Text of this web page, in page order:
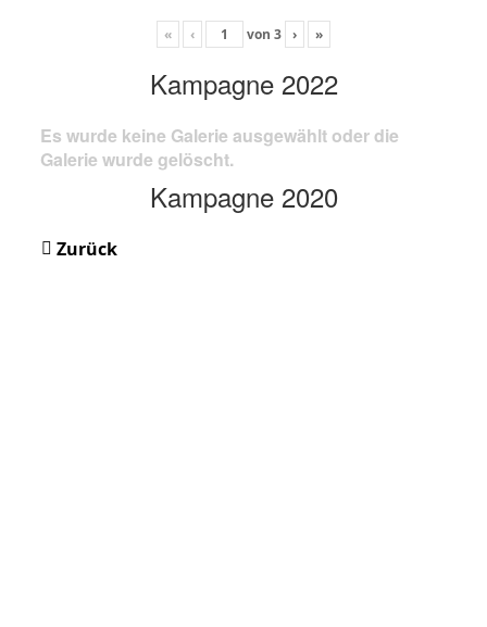
« ‹ von 3 › »
Kampagne 2022
Es wurde keine Galerie ausgewählt oder die
Galerie wurde gelöscht.
Kampagne 2020
Zurück